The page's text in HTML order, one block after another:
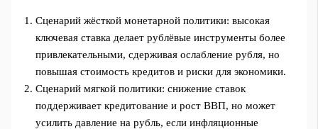
Сценарий жёсткой монетарной политики: высокая
ключевая ставка делает рублёвые инструменты более
привлекательными, сдерживая ослабление рубля, но
повышая стоимость кредитов и риски для экономики.
Сценарий мягкой политики: снижение ставок
поддерживает кредитование и рост ВВП, но может
усилить давление на рубль, если инфляционные